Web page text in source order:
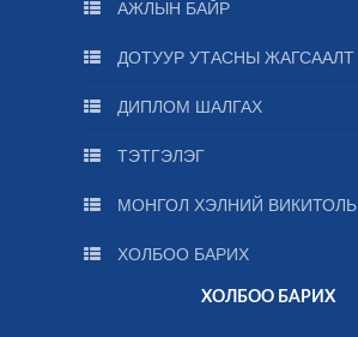
АЖЛЫН БАЙР
ДОТУУР УТАСНЫ ЖАГСААЛТ
ДИПЛОМ ШАЛГАХ
ТЭТГЭЛЭГ
МОНГОЛ ХЭЛНИЙ ВИКИТОЛЬ
ХОЛБОО БАРИХ
ХОЛБОО БАРИХ